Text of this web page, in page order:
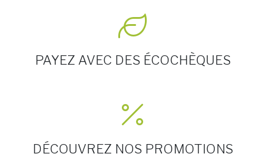
PAYEZ AVEC DES ÉCOCHÈQUES
DÉCOUVREZ NOS PROMOTIONS